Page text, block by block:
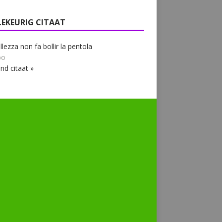
CITAAT
non fa bollir la pentola
citaat »